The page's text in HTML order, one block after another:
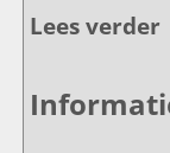
Lees verder